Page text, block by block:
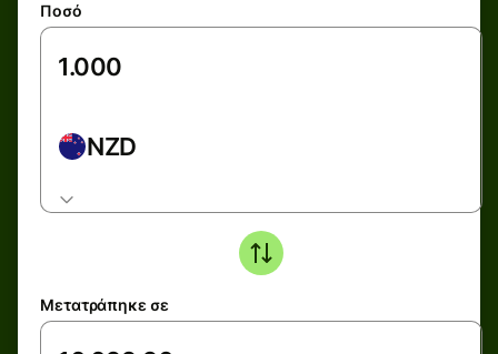
Ποσό
NZD
Μετατράπηκε σε